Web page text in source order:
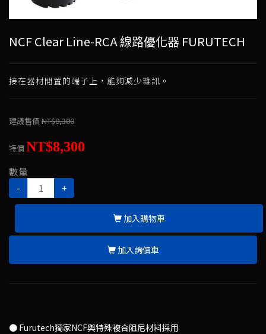
NCF Clear Line-RCA 線路優化器 FURUTECH
接在器材閒置的端子上，能夠減少雜訊。
建議售價NT$8,300
特價NT$8,300
數量
- +
加入購物車
加入詢價車
● Furutech獨家NCF與特殊複合阻尼材料採用